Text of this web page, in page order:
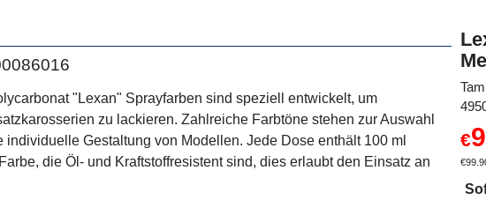
€
"Lexan" Sprayfarben sind speziell entwickelt, um
zu lackieren. Zahlreiche Farbtöne stehen zur Auswahl
individuelle Gestaltung von Modellen. Jede Dose enthält 100 ml
die Öl- und Kraftstoffresistent sind, dies erlaubt den Einsatz an